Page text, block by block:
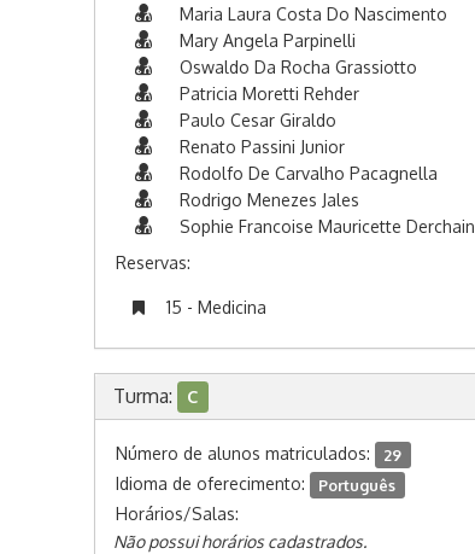
Maria Laura Costa Do Nascimento
Mary Angela Parpinelli
Oswaldo Da Rocha Grassiotto
Patricia Moretti Rehder
Paulo Cesar Giraldo
Renato Passini Junior
Rodolfo De Carvalho Pacagnella
Rodrigo Menezes Jales
Sophie Francoise Mauricette Derchain
Reservas:
15 - Medicina
Turma: C
Número de alunos matriculados: 29
Idioma de oferecimento: Português
Horários/Salas:
Não possui horários cadastrados.